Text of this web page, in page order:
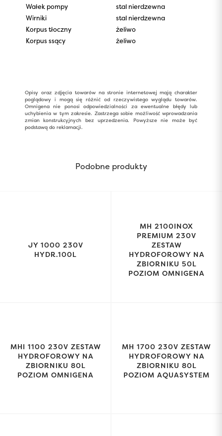
Wałek pompy
stal nierdzewna
Wirniki
stal nierdzewna
Korpus tłoczny
żeliwo
Korpus ssący
żeliwo
Opisy oraz zdjęcia towarów na stronie internetowej mają charakter
poglądowy i mogą się różnić od rzeczywistego wyglądu towarów.
Omnigena nie ponosi odpowiedzialności za ewentualne błędy lub
uchybienia w tym zakresie. Zastrzega sobie możliwość wprowadzania
zmian konstrukcyjnych bez uprzedzenia. Powyższe nie może być
podstawą do reklamacji.
Podobne produkty
JY 1000 230V
HYDR.100L
MH 2100INOX
PREMIUM 230V
ZESTAW
HYDROFOROWY NA
ZBIORNIKU 50L
POZIOM OMNIGENA
MHI 1100 230V ZESTAW
HYDROFOROWY NA
ZBIORNIKU 80L
POZIOM OMNIGENA
MH 1700 230V ZESTAW
HYDROFOROWY NA
ZBIORNIKU 80L
POZIOM AQUASYSTEM